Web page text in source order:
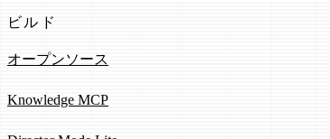
ビルド
オープンソース
Knowledge MCP